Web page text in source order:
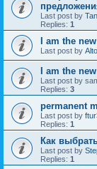
Last post by
Replies: 1
I am the
Last post by
I am the
Last post by
Replies: 3
permanent
Last post by
Replies: 1
Как
Last post by
Replies: 1